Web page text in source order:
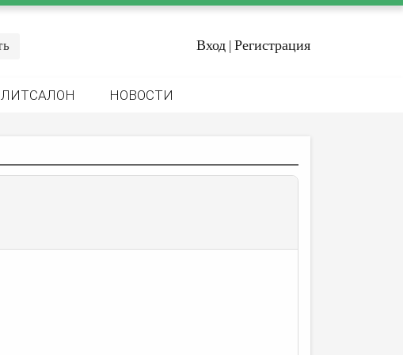
Вход | Регистрация
ЛИТСАЛОН НОВОСТИ